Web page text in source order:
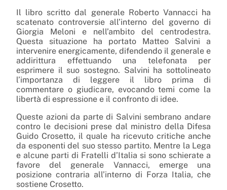
Il libro scritto dal generale Roberto Vannacci ha
scatenato controversie all’interno del governo di
Giorgia Meloni e nell’ambito del centrodestra.
Questa situazione ha portato Matteo Salvini a
intervenire energicamente, difendendo il generale e
addirittura effettuando una telefonata per
esprimere il suo sostegno. Salvini ha sottolineato
l’importanza di leggere il libro prima di
commentare o giudicare, evocando temi come la
libertà di espressione e il confronto di idee.
Queste azioni da parte di Salvini sembrano andare
contro le decisioni prese dal ministro della Difesa
Guido Crosetto, il quale ha ricevuto critiche anche
da esponenti del suo stesso partito. Mentre la Lega
e alcune parti di Fratelli d’Italia si sono schierate a
favore del generale Vannacci, emerge una
posizione contraria all’interno di Forza Italia, che
sostiene Crosetto.